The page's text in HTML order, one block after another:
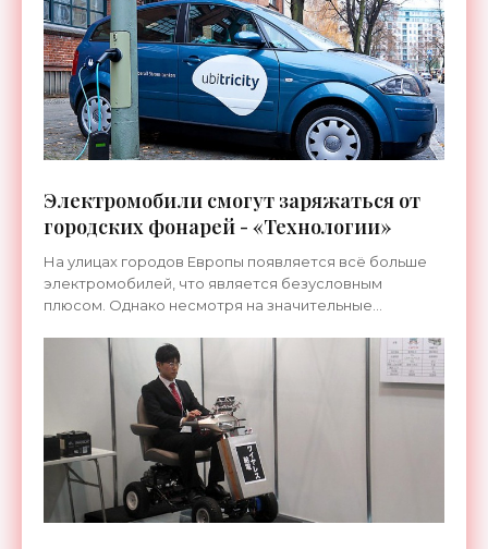
Электромобили смогут заряжаться от
городских фонарей - «Технологии»
На улицах городов Европы появляется всё больше
электромобилей, что является безусловным
плюсом. Однако несмотря на значительные
экологически безупречный